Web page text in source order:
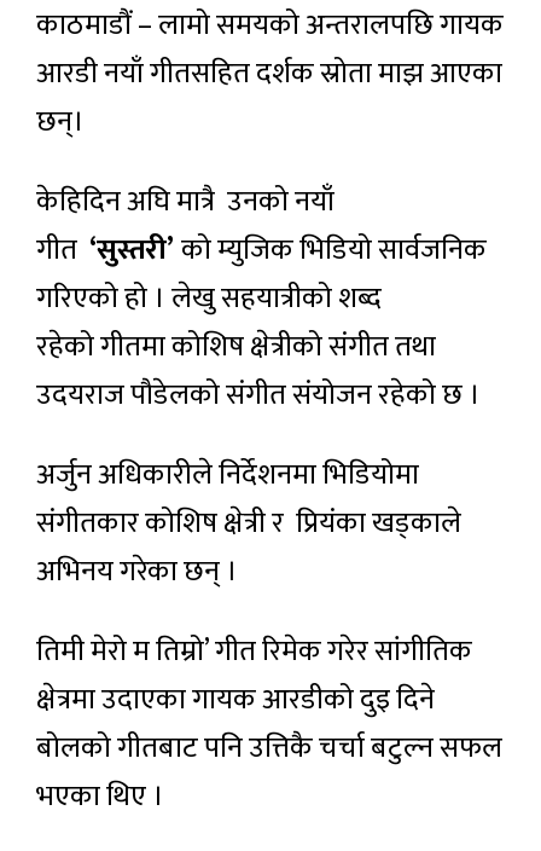
काठमाडौं – लामो समयको अन्तरालपछि गायक
आरडी नयाँ गीतसहित दर्शक स्रोता माझ आएका
छन्।
केहिदिन अघि मात्रै उनको नयाँ
गीत ‘सुस्तरी’को म्युजिक भिडियो सार्वजनिक
गरिएको हो । लेखु सहयात्रीको शब्द
रहेको गीतमा कोशिष क्षेत्रीको संगीत तथा
उदयराज पौडेलको संगीत संयोजन रहेको छ ।
अर्जुन अधिकारीले निर्देशनमा भिडियोमा
संगीतकार कोशिष क्षेत्री र प्रियंका खड्काले
अभिनय गरेका छन् ।
तिमी मेरो म तिम्रो’ गीत रिमेक गरेर सांगीतिक
क्षेत्रमा उदाएका गायक आरडीको दुइ दिने
बोलको गीतबाट पनि उत्तिकै चर्चा बटुल्न सफल
भएका थिए ।